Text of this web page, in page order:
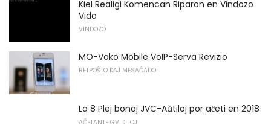
Kiel Realigi Komencan Riparon en Vindozo
Vido
VINDOZO
MO-Voko Mobile VoIP-Serva Revizio
RETPOŜTO KAJ MESAĜADO
La 8 Plej bonaj JVC-Aŭtiloj por aĉeti en 2018
AĈETANTE GVIDILOJ